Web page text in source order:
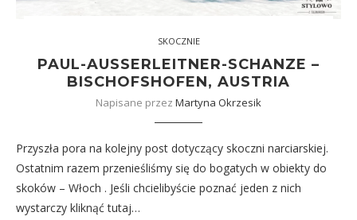
SKOCZNIE
PAUL-AUSSERLEITNER-SCHANZE –
BISCHOFSHOFEN, AUSTRIA
Napisane przez Martyna Okrzesik
Przyszła pora na kolejny post dotyczący skoczni narciarskiej.
Ostatnim razem przenieśliśmy się do bogatych w obiekty do
skoków – Włoch . Jeśli chcielibyście poznać jeden z nich
wystarczy kliknąć tutaj…